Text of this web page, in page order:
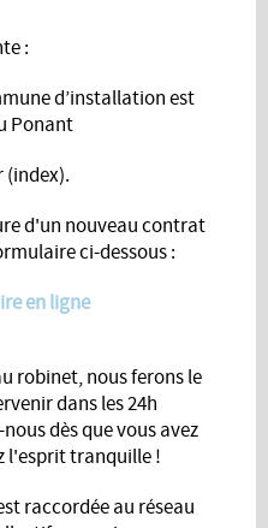
:
d’installation est
Ponant
(index).
d'un nouveau contrat
ci-dessous :
en ligne
robinet, nous ferons le
dans les 24h
dès que vous avez
l'esprit tranquille !
raccordée au réseau